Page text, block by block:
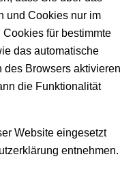
und Cookies nur im
für bestimmte
das automatische
des Browsers
die Funktionalität
Website eingesetzt
entnehmen.